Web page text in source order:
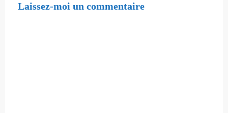
Laissez-moi un commentaire